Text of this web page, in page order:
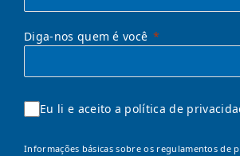
Diga-nos quem é você
Eu li e aceito a política de
Informações básicas sobre os regulamentos de